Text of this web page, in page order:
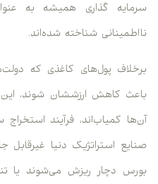
سرمایه گذاری همیشه به
نااطمینانی شناخته شده‌اند.
برخلاف پول‌های کاغذی که
باعث کاهش ارزششان شوند، این
آن‌ها کمیاب‌اند، فرآیند
صنایع استراتژیک دنیا غیرقابل
بورس دچار ریزش می‌شوند یا